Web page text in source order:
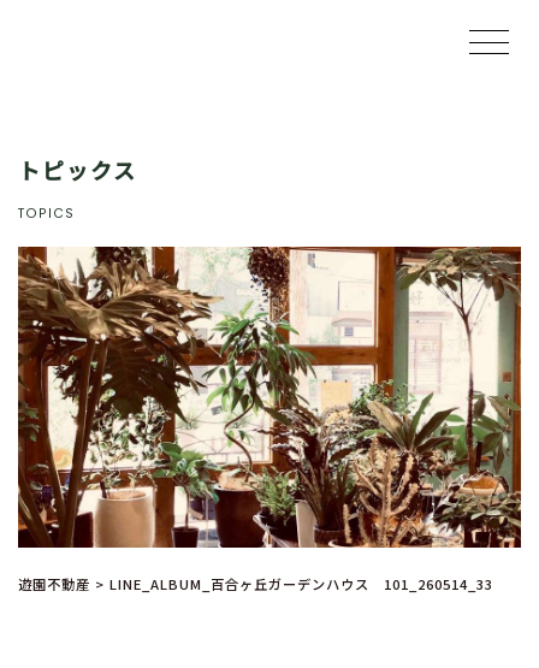
トピックス
TOPICS
遊園不動産 > LINE_ALBUM_百合ヶ丘ガーデンハウス 101_260514_33